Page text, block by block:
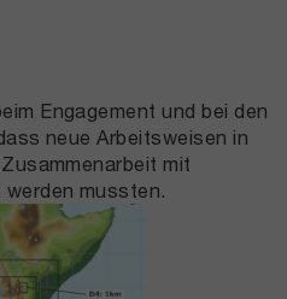
Engagement und bei den
neue Arbeitsweisen in
mit
mussten.